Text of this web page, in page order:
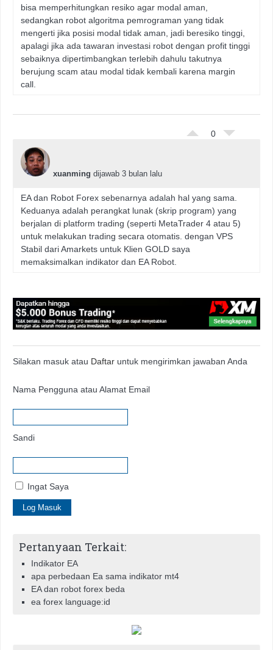
bisa memperhitungkan resiko agar modal aman,
sedangkan robot algoritma pemrograman yang tidak
mengerti jika posisi modal tidak aman, jadi beresiko tinggi,
apalagi jika ada tawaran investasi robot dengan profit tinggi
sebaiknya dipertimbangkan terlebih dahulu takutnya
berujung scam atau modal tidak kembali karena margin
call.
0
xuanming dijawab 3 bulan lalu
EA dan Robot Forex sebenarnya adalah hal yang sama.
Keduanya adalah perangkat lunak (skrip program) yang
berjalan di platform trading (seperti MetaTrader 4 atau 5)
untuk melakukan trading secara otomatis. dengan VPS
Stabil dari Amarkets untuk Klien GOLD saya
memaksimalkan indikator dan EA Robot.
Silakan masuk atau Daftar untuk mengirimkan jawaban Anda
Nama Pengguna atau Alamat Email
Sandi
Ingat Saya
Pertanyaan Terkait:
Indikator EA
apa perbedaan Ea sama indikator mt4
EA dan robot forex beda
ea forex language:id